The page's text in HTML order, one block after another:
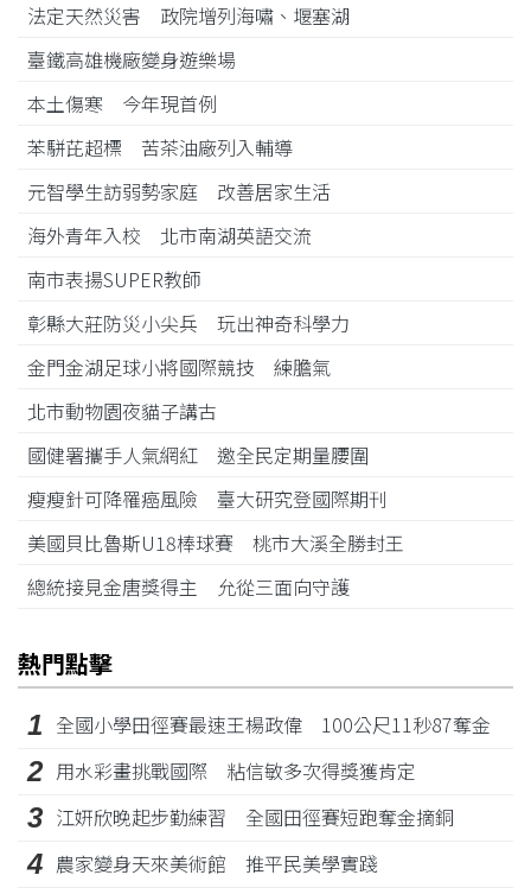
法定天然災害 政院增列海嘯、堰塞湖
臺鐵高雄機廠變身遊樂場
本土傷寒 今年現首例
苯駢芘超標 苦茶油廠列入輔導
元智學生訪弱勢家庭 改善居家生活
海外青年入校 北市南湖英語交流
南市表揚SUPER教師
彰縣大莊防災小尖兵 玩出神奇科學力
金門金湖足球小將國際競技 練膽氣
北市動物園夜貓子講古
國健署攜手人氣網紅 邀全民定期量腰圍
瘦瘦針可降罹癌風險 臺大研究登國際期刊
美國貝比魯斯U18棒球賽 桃市大溪全勝封王
總統接見金唐獎得主 允從三面向守護
熱門點擊
1 全國小學田徑賽最速王楊政偉 100公尺11秒87奪金
2 用水彩畫挑戰國際 粘信敏多次得獎獲肯定
3 江姸欣晚起步勤練習 全國田徑賽短跑奪金摘銅
4 農家變身天來美術館 推平民美學實踐